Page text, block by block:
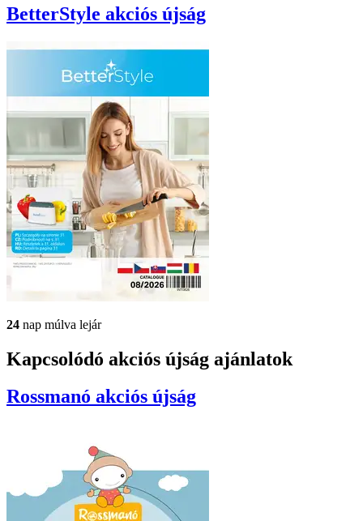
BetterStyle akciós újság
24 nap múlva lejár
Kapcsolódó akciós újság ajánlatok
Rossmanó akciós újság